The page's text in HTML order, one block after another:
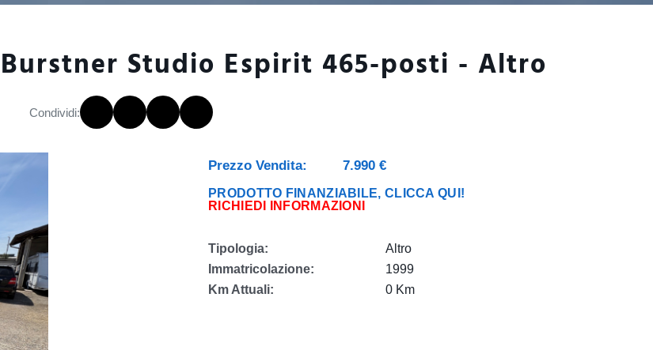
Studio Espirit 465-posti - Altro
Condividi:
Prezzo Vendita: 7.990 €
PRODOTTO FINANZIABILE, CLICCA QUI!
RICHIEDI INFORMAZIONI
Tipologia:
Altro
Immatricolazione:
1999
Km Attuali:
0 Km